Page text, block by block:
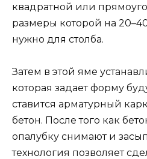
квадратной или
размеры которой на
нужно для столба.
Затем в этой яме
которая задает форму
ставится арматурный
бетон. После того как
опалубку снимают и
технология позволяет